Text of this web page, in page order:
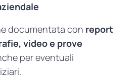
documentata con report
video e prove
per eventuali